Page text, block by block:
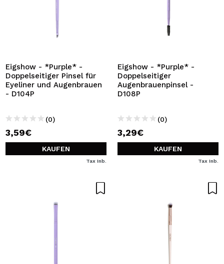
Eigshow - *Purple* -
Doppelseitiger Pinsel für
Eyeliner und Augenbrauen
- D104P
(0)
3,59€
KAUFEN
Tax Inb.
Eigshow - *Purple* -
Doppelseitiger
Augenbrauenpinsel -
D108P
(0)
3,29€
KAUFEN
Tax Inb.